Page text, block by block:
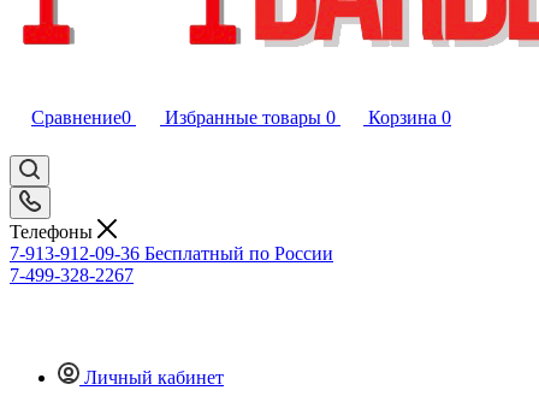
Сравнение0 Избранные товары 0 Корзина 0
Телефоны
7-913-912-09-36 Бесплатный по России
7-499-328-2267
Личный кабинет